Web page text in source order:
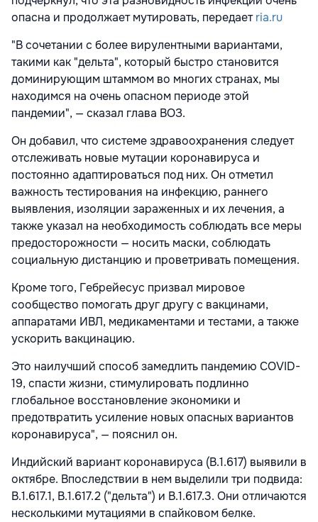
опасна и продолжает мутировать, передаетria.ru
"В сочетании с более вирулентными вариантами,
такими как "дельта", который быстро становится
доминирующим штаммом во многих странах, мы
находимся на очень опасном периоде этой
пандемии", — сказал глава ВОЗ.
Он добавил, что системе здравоохранения следует
отслеживать новые мутации коронавируса и
постоянно адаптироваться под них. Он отметил
важность тестирования на инфекцию, раннего
выявления, изоляции зараженных и их лечения, а
также указал на необходимость соблюдать все меры
предосторожности — носить маски, соблюдать
социальную дистанцию и проветривать помещения.
Кроме того, Гебрейесус призвал мировое
сообщество помогать друг другу с вакцинами,
аппаратами ИВЛ, медикаментами и тестами, а также
ускорить вакцинацию.
Это наилучший способ замедлить пандемию COVID-
19, спасти жизни, стимулировать подлинно
глобальное восстановление экономики и
предотвратить усиление новых опасных вариантов
коронавируса", — пояснил он.
Индийский вариант коронавируса (B.1.617) выявили в
октябре. Впоследствии в нем выделили три подвида:
B.1.617.1, B.1.617.2 ("дельта") и B.1.617.3. Они отличаются
несколькими мутациями в спайковом белке.